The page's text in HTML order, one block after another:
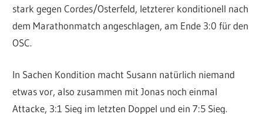
stark gegen Cordes/Osterfeld, letzterer konditionell nach
dem Marathonmatch angeschlagen, am Ende 3:0 für den
OSC.
In Sachen Kondition macht Susann natürlich niemand
etwas vor, also zusammen mit Jonas noch einmal
Attacke, 3:1 Sieg im letzten Doppel und ein 7:5 Sieg.